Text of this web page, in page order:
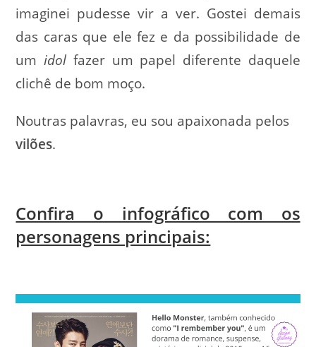
imaginei pudesse vir a ver. Gostei demais
das caras que ele fez e da possibilidade de
umidol fazer um papel diferente daquele
clichê de bom moço.
Noutras palavras, eu sou apaixonada pelos
vilões.
Confira o infográfico com os
personagens principais: